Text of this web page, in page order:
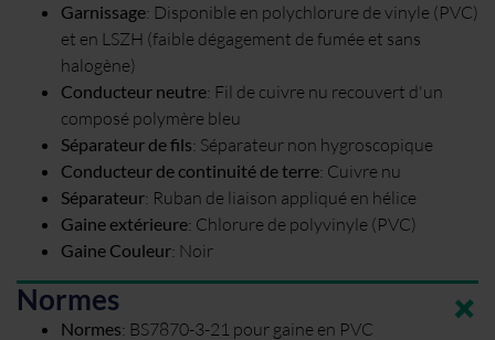
Garnissage: Disponible en polychlorure de vinyle (PVC)
et en LSZH (faible dégagement de fumée et sans
halogène)
Conducteur neutre: Fil de cuivre nu recouvert d'un
composé polymère bleu
Séparateur de fils: Séparateur non hygroscopique
Conducteur de continuité de terre: Cuivre nu
Séparateur: Ruban de liaison appliqué en hélice
Gaine extérieure: Chlorure de polyvinyle (PVC)
Gaine Couleur: Noir
Normes
Normes: BS7870-3-21 pour gaine en PVC